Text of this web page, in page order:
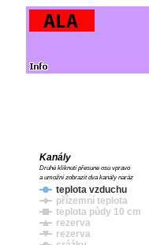
teplota vzduchu
přízemní teplota
teplota půdy 10 cm
rezerva
rezerva
Kanály
Druhé kliknutí přesune osu vpravo
a umožní zobrazit dva kanály naráz